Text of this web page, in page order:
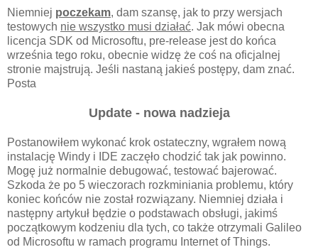
Niemniej poczekam, dam szansę, jak to przy wersjach
testowych nie wszystko musi działać. Jak mówi obecna
licencja SDK od Microsoftu, pre-release jest do końca
września tego roku, obecnie widzę że coś na oficjalnej
stronie majstrują. Jeśli nastaną jakieś postępy, dam znać.
Posta
Update - nowa nadzieja
Postanowiłem wykonać krok ostateczny, wgrałem nową
instalację Windy i IDE zaczęło chodzić tak jak powinno.
Mogę już normalnie debugować, testować bajerować.
Szkoda że po 5 wieczorach rozkminiania problemu, który
koniec końców nie został rozwiązany. Niemniej działa i
następny artykuł będzie o podstawach obsługi, jakimś
początkowym kodzeniu dla tych, co także otrzymali Galileo
od Microsoftu w ramach programu Internet of Things.